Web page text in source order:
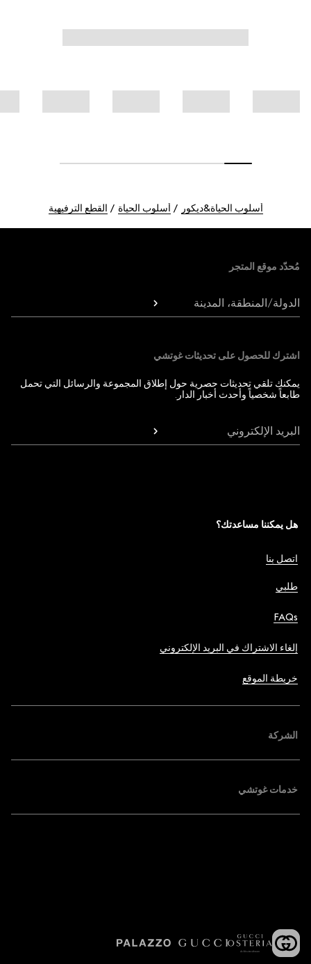
أسلوب الحياة&ديكور أسلوب الحياة القطع الترفيهية
مُحدّد موقع المتجر
الدولة/المنطقة، المدينة
اشترك للحصول على تحديثات غوتشي
يمكنك تلقي تحديثات حصرية حول إطلاق المجموعة والرسائل التي تحمل
طابعاً شخصياً وأحدث أخبار الدار.
البريد الإلكتروني
هل يمكننا مساعدتك؟
اتصل بنا
طلبي
FAQs
إلغاء الاشتراك في البريد الإلكتروني
خريطة الموقع
الشركة
خدمات غوتشي